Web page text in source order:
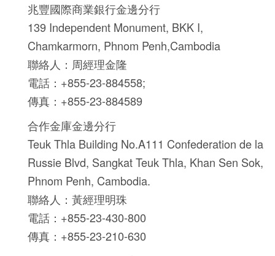
兆豐國際商業銀行金邊分行
139 Independent Monument, BKK I,
Chamkarmorn, Phnom Penh,Cambodia
聯絡人：周經理金隆
電話：+855-23-884558;
傳真：+855-23-884589
合作金庫金邊分行
Teuk Thla Building No.A111 Confederation de la
Russie Blvd, Sangkat Teuk Thla, Khan Sen Sok,
Phnom Penh, Cambodia.
聯絡人：黃經理明珠
電話：+855-23-430-800
傳真：+855-23-210-630